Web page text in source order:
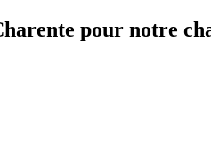
pour notre